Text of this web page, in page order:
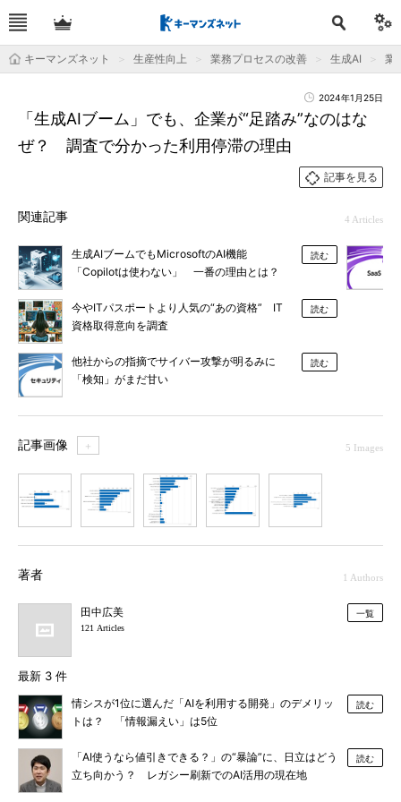
キーマンズネット 生産性向上 業務プロセスの改善 生成AI 業
2024年1月25日
「生成AIブーム」でも、企業が“足踏み”なのはな
ぜ？ 調査で分かった利用停滞の理由
記事を見る
関連記事 4 Articles
生成AIブームでもMicrosoftのAI機能
「Copilotは使わない」 一番の理由とは？
読む
今やITパスポートより人気の“あの資格” IT
資格取得意向を調査
読む
他社からの指摘でサイバー攻撃が明るみに
「検知」がまだ甘い
読む
記事画像 ＋ 5 Images
著者 1 Authors
田中広美
121 Articles
一覧
最新 3 件
情シスが1位に選んだ「AIを利用する開発」のデメリッ
トは？ 「情報漏えい」は5位
読む
「AI使うなら値引きできる？」の“暴論”に、日立はどう
立ち向かう？ レガシー刷新でのAI活用の現在地
読む